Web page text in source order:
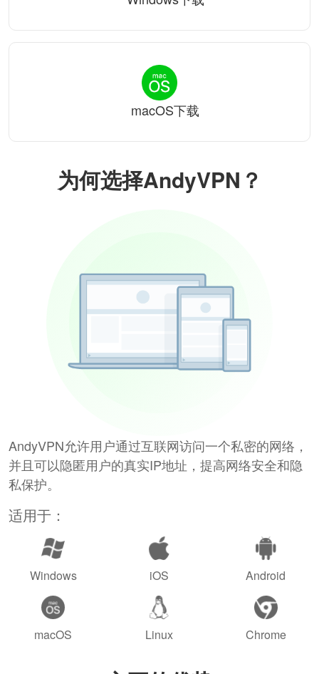
为何选择AndyVPN？
AndyVPN允许用户通过互联网访问一个私密的网络，
并且可以隐匿用户的真实IP地址，提高网络安全和隐
私保护。
适用于：
Windows iOS Android
macOS Linux Chrome
macOS下载